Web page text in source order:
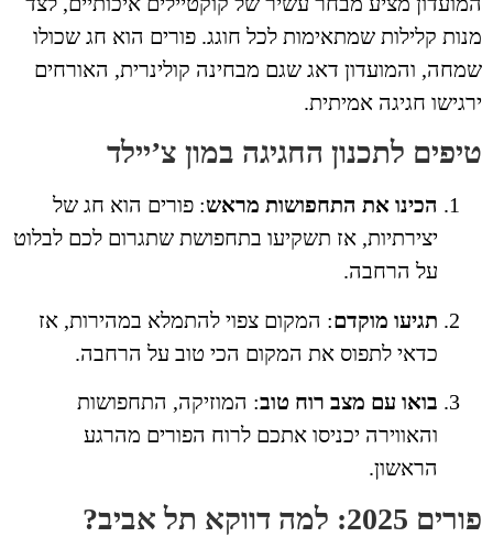
קלילות שמתאימות לכל חוגג. פורים הוא חג שכולו
והמועדון דאג שגם מבחינה קולינרית, האורחים
חגיגה אמיתית.
לתכנון החגיגה במון צ’יילד
הכינו את התחפושות מראש: פורים הוא חג של
יצירתיות, אז תשקיעו בתחפושת שתגרום לכם לבלוט
על הרחבה.
תגיעו מוקדם: המקום צפוי להתמלא במהירות, אז
כדאי לתפוס את המקום הכי טוב על הרחבה.
בואו עם מצב רוח טוב: המוזיקה, התחפושות
והאווירה יכניסו אתכם לרוח הפורים מהרגע
הראשון.
למה דווקא תל אביב?